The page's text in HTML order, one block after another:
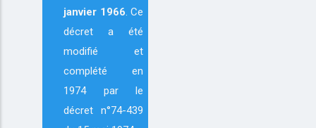
janvier 1966. Ce
décret a été
modifié et
complété en
1974 par le
décret n°74-439